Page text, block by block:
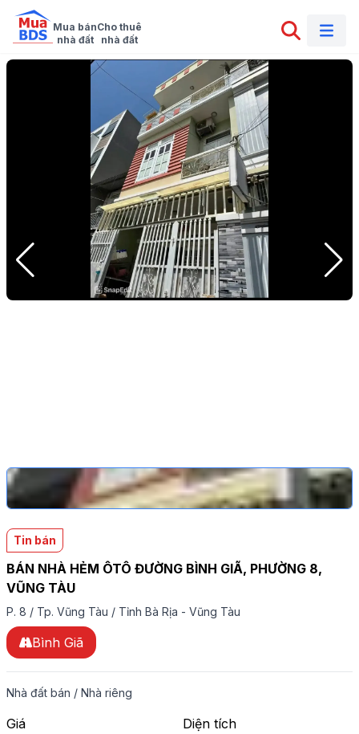
Mua bán
nhà đất
Cho thuê
nhà đất
Tin bán
BÁN NHÀ HẺM ÔTÔ ĐƯỜNG BÌNH GIÃ, PHƯỜNG 8,
VŨNG TÀU
P. 8 / Tp. Vũng Tàu / Tỉnh Bà Rịa - Vũng Tàu
Bình Giã
Nhà đất bán / Nhà riêng
Giá
Diện tích